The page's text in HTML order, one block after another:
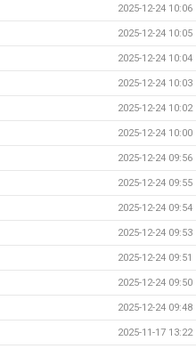
2025-12-24 10:06
2025-12-24 10:05
2025-12-24 10:04
2025-12-24 10:03
2025-12-24 10:02
2025-12-24 10:00
2025-12-24 09:56
2025-12-24 09:55
2025-12-24 09:54
2025-12-24 09:53
2025-12-24 09:51
2025-12-24 09:50
2025-12-24 09:48
2025-11-17 13:22